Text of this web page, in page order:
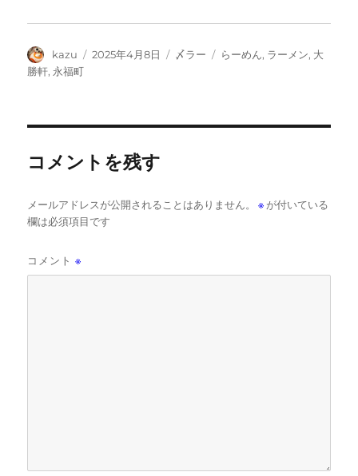
投
稿
kazu
投
2025年4月8日
カ
〆ラー
タ
らーめん, ラーメン, 大
勝軒,永福町
コメントを残す
メールアドレスが公開されることはありません。 ※ が付いている
欄は必須項目です
コメント※